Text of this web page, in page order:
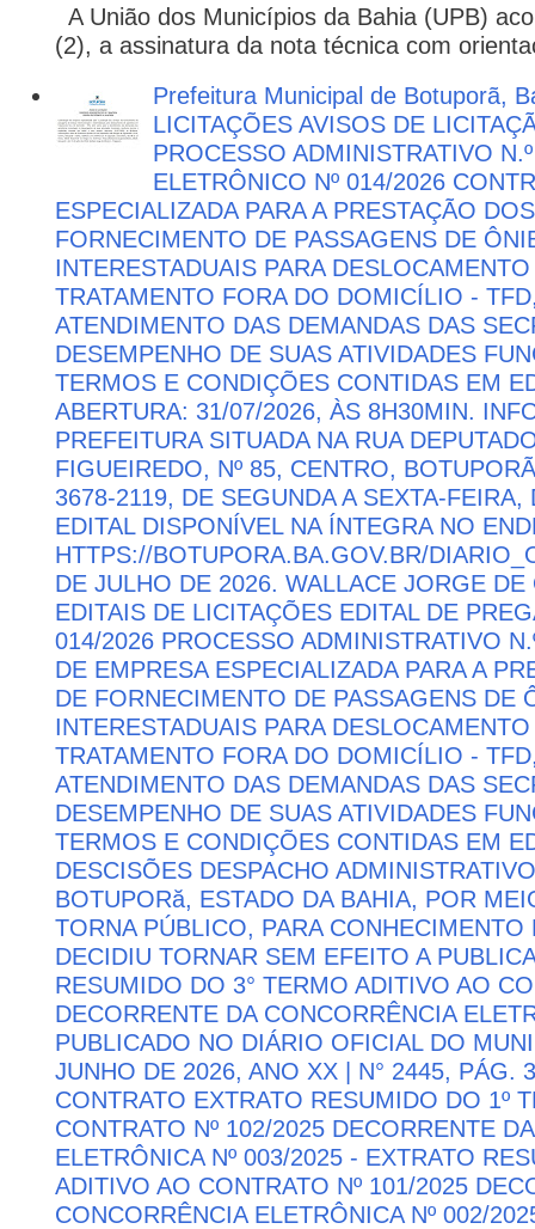
A União dos Municípios da Bahia (UPB)
(2), a assinatura da nota técnica com
Prefeitura Municipal de Botuporã,
LICITAÇÕES AVISOS DE
PROCESSO ADMINISTRATIVO
ELETRÔNICO Nº 014/2026
ESPECIALIZADA PARA A PRESTAÇÃO
FORNECIMENTO DE PASSAGENS DE
INTERESTADUAIS PARA
TRATAMENTO FORA DO DOMICÍLIO -
ATENDIMENTO DAS DEMANDAS DAS
DESEMPENHO DE SUAS ATIVIDADES
TERMOS E CONDIÇÕES CONTIDAS EM
ABERTURA: 31/07/2026, ÀS 8H30MIN.
PREFEITURA SITUADA NA RUA
FIGUEIREDO, Nº 85, CENTRO,
3678-2119, DE SEGUNDA A SEXTA-
EDITAL DISPONÍVEL NA ÍNTEGRA NO
HTTPS://BOTUPORA.BA.GOV.BR/
DE JULHO DE 2026. WALLACE JORGE
EDITAIS DE LICITAÇÕES EDITAL DE
014/2026 PROCESSO ADMINISTRATIVO
DE EMPRESA ESPECIALIZADA PARA A
DE FORNECIMENTO DE PASSAGENS DE
INTERESTADUAIS PARA
TRATAMENTO FORA DO DOMICÍLIO -
ATENDIMENTO DAS DEMANDAS DAS
DESEMPENHO DE SUAS ATIVIDADES
TERMOS E CONDIÇÕES CONTIDAS EM
DESCISÕES DESPACHO
BOTUPORă, ESTADO DA BAHIA, POR
TORNA PÚBLICO, PARA
DECIDIU TORNAR SEM EFEITO A
RESUMIDO DO 3° TERMO ADITIVO AO
DECORRENTE DA CONCORRÊNCIA
PUBLICADO NO DIÁRIO OFICIAL DO
JUNHO DE 2026, ANO XX | N° 2445, PÁG.
CONTRATO EXTRATO RESUMIDO DO 1º
CONTRATO Nº 102/2025 DECORRENTE
ELETRÔNICA Nº 003/2025 - EXTRATO
ADITIVO AO CONTRATO Nº 101/2025
CONCORRÊNCIA ELETRÔNICA Nº 002/